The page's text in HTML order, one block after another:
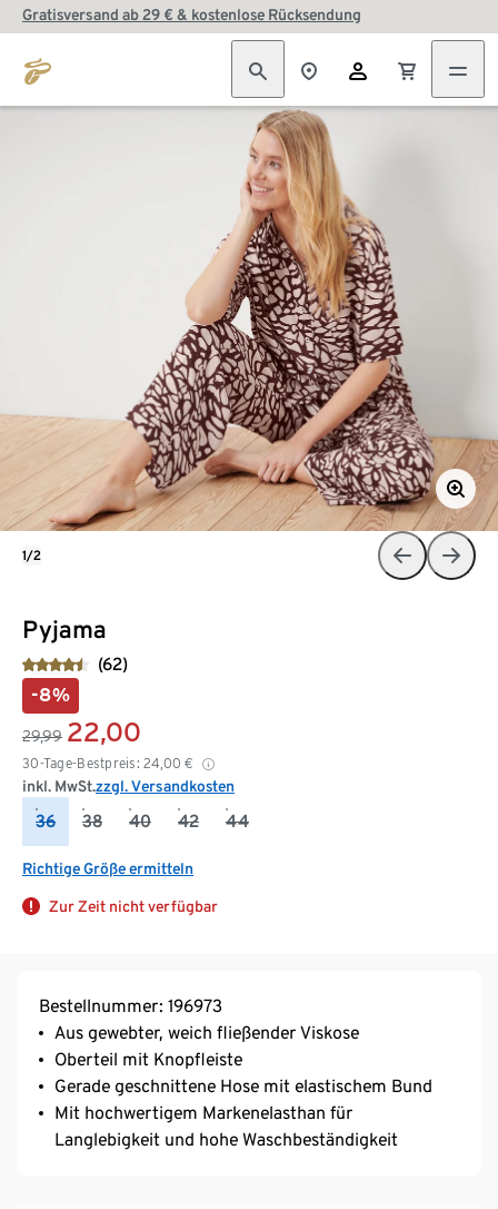
Gratisversand ab 29 € & kostenlose Rücksendung
Pyjama
(62)
-8%
29,99 22,00
30-Tage-Bestpreis: 24,00 €
inkl. MwSt.zzgl. Versandkosten
36 38 40 42 44
Richtige Größe ermitteln
Zur Zeit nicht verfügbar
1/2
Bestellnummer: 196973
Aus gewebter, weich fließender Viskose
Oberteil mit Knopfleiste
Gerade geschnittene Hose mit elastischem Bund
Mit hochwertigem Markenelasthan für
Langlebigkeit und hohe Waschbeständigkeit